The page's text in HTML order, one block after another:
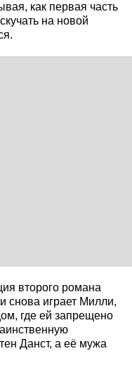
как первая часть
на новой
второго романа
играет Милли,
где ей запрещено
Данст, а её мужа